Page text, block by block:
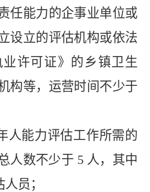
任能力的企事业单位或
设立的评估机构或依法
许可证》的乡镇卫生
构等，运营时间不少于
人能力评估工作所需的
人数不少于 5 人，其中
员；